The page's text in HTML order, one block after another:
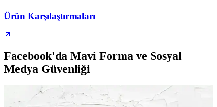
Ürün Karşılaştırmaları
Facebook'da Mavi Forma ve Sosyal
Medya Güvenliği